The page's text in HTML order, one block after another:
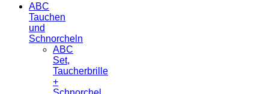
ABC
Tauchen
und
Schnorcheln
ABC
Set,
Taucherbrille
+